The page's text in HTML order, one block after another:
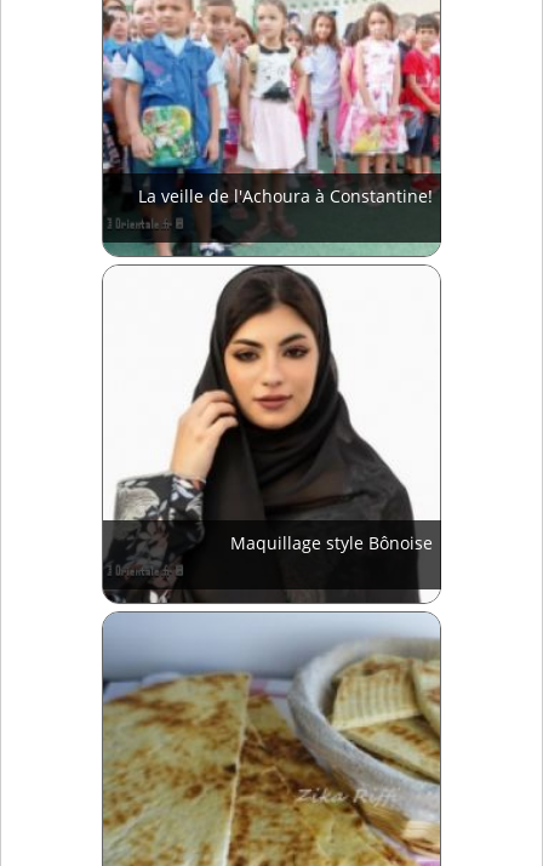
La veille de l'Achoura à Constantine!
Maquillage style Bônoise